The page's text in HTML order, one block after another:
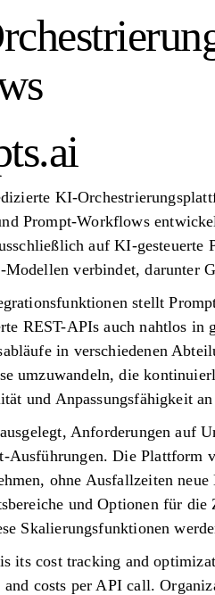
KI-
Prompt-Workflows
auf KI-
verbindet, darunter
stellt
REST-APIs auch nahtlos
in verschiedenen
umzuwandeln, die
und Anpassungsfähigkeit
Anforderungen auf
Die Plattform
ohne Ausfallzeiten
und Optionen für
Skalierungsfunktionen
its cost tracking and
costs per API call.